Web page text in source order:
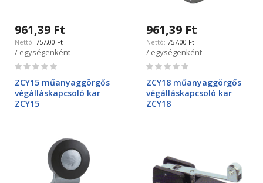
961,39 Ft
757,00 Ft
/ egységenként
Rating:
ZCY15 műanyaggörgős
végálláskapcsoló kar
ZCY15
961,39 Ft
757,00 Ft
/ egységenként
Rating:
ZCY18 műanyaggörgős
végálláskapcsoló kar
ZCY18